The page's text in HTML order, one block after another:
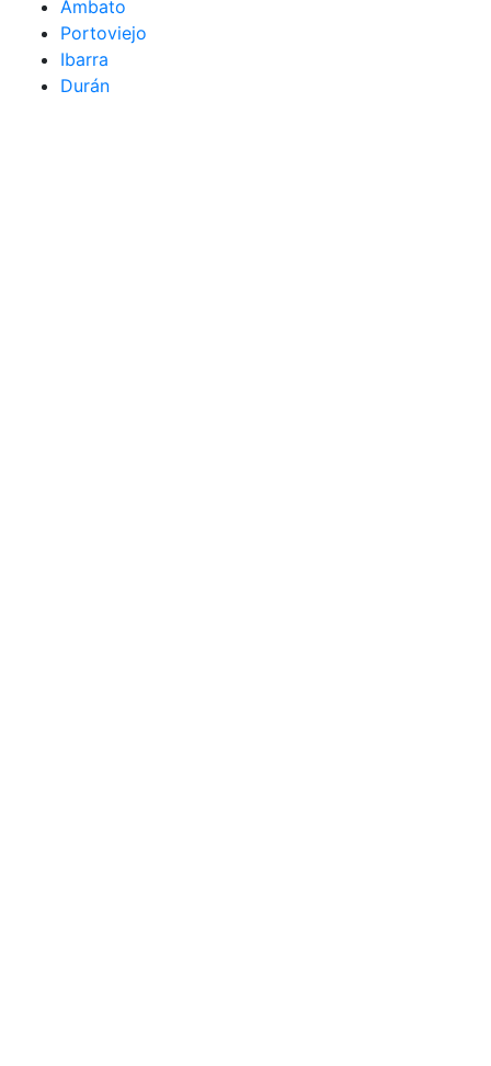
Ambato
Portoviejo
Ibarra
Durán